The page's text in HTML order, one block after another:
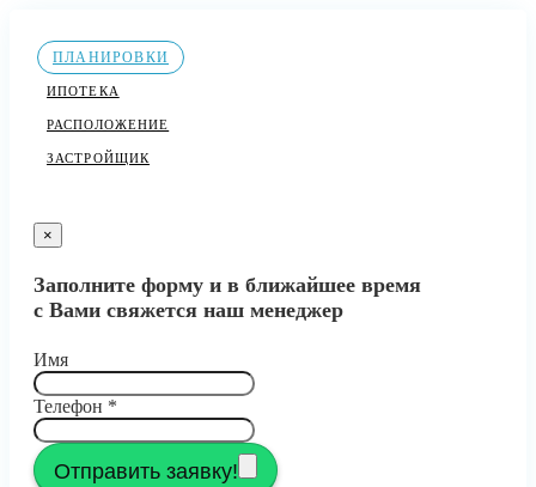
ПЛАНИРОВКИ
ИПОТЕКА
РАСПОЛОЖЕНИЕ
ЗАСТРОЙЩИК
×
Заполните форму и в ближайшее время
с Вами свяжется наш менеджер
Имя
Телефон *
Отправить заявку!